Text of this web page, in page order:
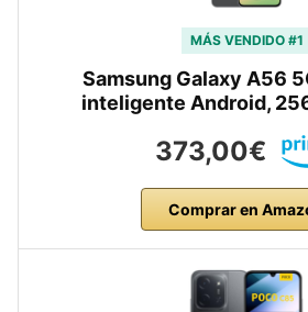
MÁS VENDIDO #1
Samsung Galaxy A56
inteligente Android,
373,00€
Comprar en